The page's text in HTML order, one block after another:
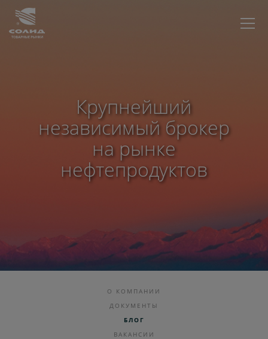
Крупнейший
независимый брокер
на рынке
нефтепродуктов
О КОМПАНИИ
ДОКУМЕНТЫ
БЛОГ
ВАКАНСИИ